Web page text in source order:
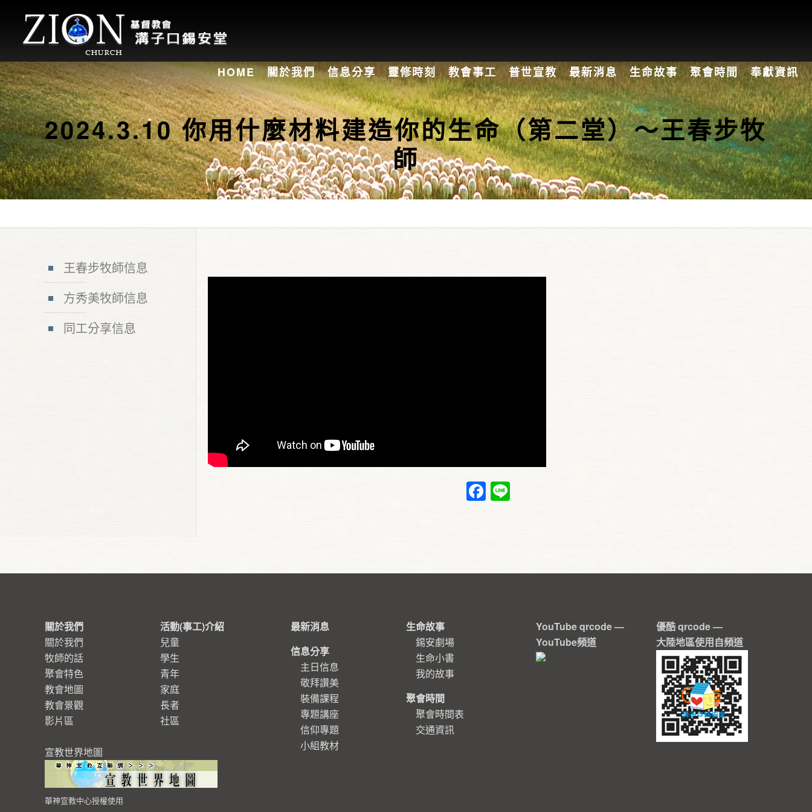
HOME 關於我們 信息分享 靈修時刻 教會事工 普世宣教 最新消息 生命故事 聚會時間 奉獻資訊
2024.3.10 你用什麼材料建造你的生命（第二堂）～王春步牧
師
Facebook
王春步牧師信息
方秀美牧師信息
同工分享信息
關於我們
關於我們
牧師的話
聚會特色
教會地圖
教會景觀
影片區
宣教世界地圖
華神宣教中心授權使用
活動(事工)介紹
兒童
學生
青年
家庭
長者
社區
最新消息
信息分享
主日信息
敬拜讚美
裝備課程
專題講座
信仰專題
小組教材
生命故事
錫安劇場
生命小書
我的故事
聚會時間
聚會時間表
交通資訊
YouTube qrcode —
YouTube頻道
優酷 qrcode —
大陸地區使用自頻道